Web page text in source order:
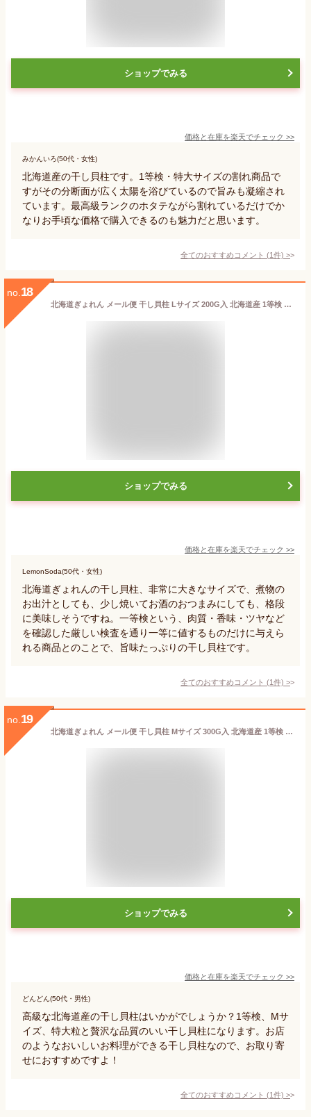
ショップでみる
価格と在庫を楽天でチェック >>
みかんいろ(50代・女性)
北海道産の干し貝柱です。1等検・特大サイズの割れ商品で
すがその分断面が広く太陽を浴びているので旨みも凝縮され
ています。最高級ランクのホタテながら割れているだけでか
なりお手頃な価格で購入できるのも魅力だと思います。
全てのおすすめコメント (1件) >
no. 18
北海道ぎょれん メール便 干し貝柱 Lサイズ 200G入 北海道産 1等検 超特大粒 干しホタテ貝柱 干し帆立 乾燥 ホタテ貝柱 乾燥ホタテ ほたて貝柱 帆立貝柱
ショップでみる
価格と在庫を楽天でチェック >>
LemonSoda(50代・女性)
北海道ぎょれんの干し貝柱、非常に大きなサイズで、煮物の
お出汁としても、少し焼いてお酒のおつまみにしても、格段
に美味しそうですね。一等検という、肉質・香味・ツヤなど
を確認した厳しい検査を通り一等に値するものだけに与えら
れる商品とのことで、旨味たっぷりの干し貝柱です。
全てのおすすめコメント (1件) >
no. 19
北海道ぎょれん メール便 干し貝柱 Mサイズ 300G入 北海道産 1等検 特大粒 干しホタテ貝柱 干し帆立 乾燥 ホタテ貝柱 乾燥ホタテ ほたて貝柱 帆立貝柱
ショップでみる
価格と在庫を楽天でチェック >>
どんどん(50代・男性)
高級な北海道産の干し貝柱はいかがでしょうか？1等検、Mサ
イズ、特大粒と贅沢な品質のいい干し貝柱になります。お店
のようなおいしいお料理ができる干し貝柱なので、お取り寄
せにおすすめですよ！
全てのおすすめコメント (1件) >